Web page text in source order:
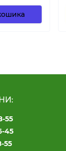
55
45
55